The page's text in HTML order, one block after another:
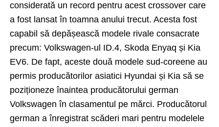
considerată un record pentru acest crossover care
a fost lansat în toamna anului trecut. Acesta fost
capabil să depășească modele rivale consacrate
precum: Volkswagen-ul ID.4, Skoda Enyaq și Kia
EV6. De fapt, aceste două modele sud-coreene au
permis producătorilor asiatici Hyundai și Kia să se
poziționeze înaintea producătorului german
Volkswagen în clasamentul pe mărci. Producătorul
german a înregistrat scăderi mari pentru modelele